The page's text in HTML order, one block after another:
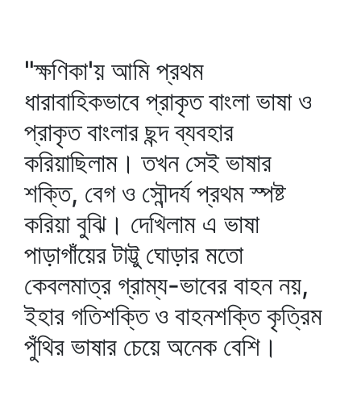
"ক্ষণিকা'য় আমি প্রথম
ধারাবাহিকভাবে প্রাকৃত বাংলা ভাষা ও
প্রাকৃত বাংলার ছন্দ ব্যবহার
করিয়াছিলাম। তখন সেই ভাষার
শক্তি, বেগ ও সৌন্দর্য প্রথম স্পষ্ট
করিয়া বুঝি। দেখিলাম এ ভাষা
পাড়াগাঁয়ের টাট্টু ঘোড়ার মতো
কেবলমাত্র গ্রাম্য-ভাবের বাহন নয়,
ইহার গতিশক্তি ও বাহনশক্তি কৃত্রিম
পুঁথির ভাষার চেয়ে অনেক বেশি।